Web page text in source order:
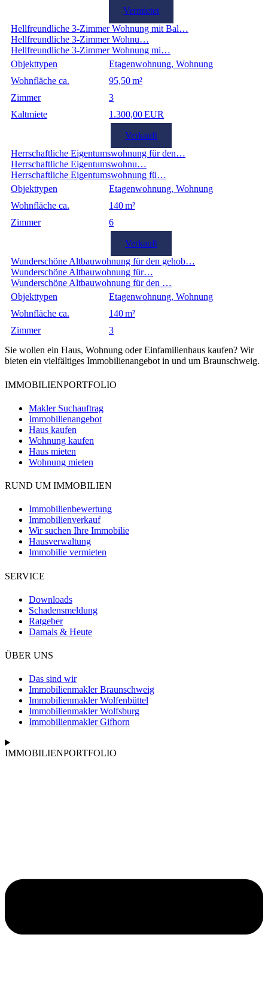
Vermietet
Hellfreundliche 3-Zimmer Wohnung mit Bal…
Hellfreundliche 3-Zimmer Wohnu…
Hellfreundliche 3-Zimmer Wohnung mi…
Objekttypen
Etagenwohnung, Wohnung
Wohnfläche ca.
95,50 m²
Zimmer
3
Kaltmiete
1.300,00 EUR
Verkauft
Herrschaftliche Eigentumswohnung für den…
Herrschaftliche Eigentumswohnu…
Herrschaftliche Eigentumswohnung fü…
Objekttypen
Etagenwohnung, Wohnung
Wohnfläche ca.
140 m²
Zimmer
6
Verkauft
Wunderschöne Altbauwohnung für den gehob…
Wunderschöne Altbauwohnung für…
Wunderschöne Altbauwohnung für den …
Objekttypen
Etagenwohnung, Wohnung
Wohnfläche ca.
140 m²
Zimmer
3
Sie wollen ein Haus, Wohnung oder Einfamilienhaus kaufen? Wir
bieten ein vielfältiges Immobilienangebot in und um Braunschweig.
IMMOBILIENPORTFOLIO
Makler Suchauftrag
Immobilienangebot
Haus kaufen
Wohnung kaufen
Haus mieten
Wohnung mieten
RUND UM IMMOBILIEN
Immobilienbewertung
Immobilienverkauf
Wir suchen Ihre Immobilie
Hausverwaltung
Immobilie vermieten
SERVICE
Downloads
Schadensmeldung
Ratgeber
Damals & Heute
ÜBER UNS
Das sind wir
Immobilienmakler Braunschweig
Immobilienmakler Wolfenbüttel
Immobilienmakler Wolfsburg
Immobilienmakler Gifhorn
IMMOBILIENPORTFOLIO